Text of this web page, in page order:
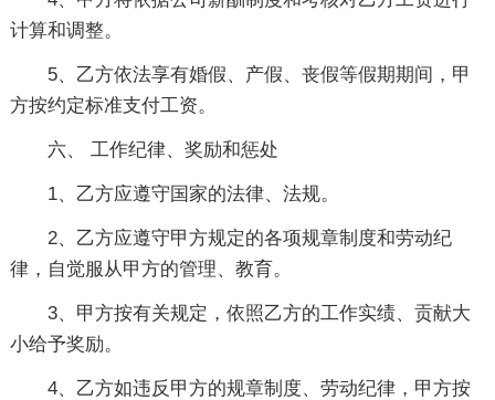
计算和调整。
5、乙方依法享有婚假、产假、丧假等假期期间，甲
方按约定标准支付工资。
六、 工作纪律、奖励和惩处
1、乙方应遵守国家的法律、法规。
2、乙方应遵守甲方规定的各项规章制度和劳动纪
律，自觉服从甲方的管理、教育。
3、甲方按有关规定，依照乙方的工作实绩、贡献大
小给予奖励。
4、乙方如违反甲方的规章制度、劳动纪律，甲方按